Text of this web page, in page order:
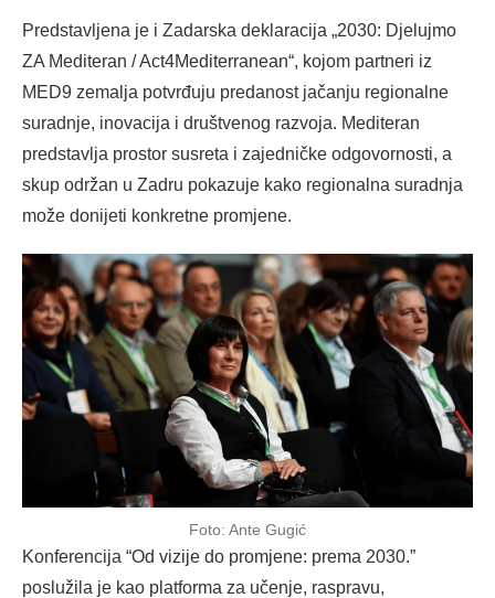
Predstavljena je i Zadarska deklaracija „2030: Djelujmo
ZA Mediteran / Act4Mediterranean“, kojom partneri iz
MED9 zemalja potvrđuju predanost jačanju regionalne
suradnje, inovacija i društvenog razvoja. Mediteran
predstavlja prostor susreta i zajedničke odgovornosti, a
skup održan u Zadru pokazuje kako regionalna suradnja
može donijeti konkretne promjene.
Foto: Ante Gugić
Konferencija “Od vizije do promjene: prema 2030.”
poslužila je kao platforma za učenje, raspravu,